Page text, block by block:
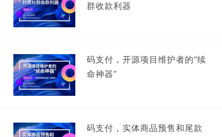
群收款利器
码支付，开源项目维护者的“续
命神器”
码支付，实体商品预售和尾款